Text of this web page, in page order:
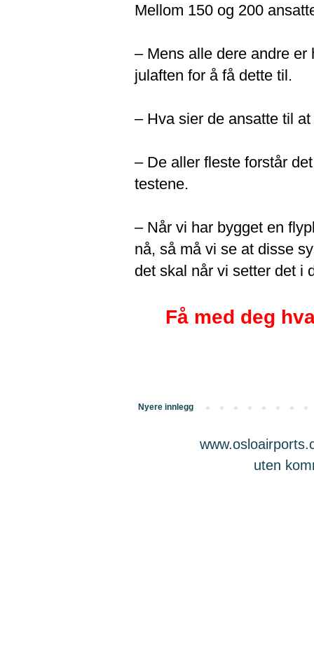
Mellom 150 og 200
– Mens alle dere andre
julaften for å få dette til.
– Hva sier de ansatte til
– De aller fleste forstår
testene.
– Når vi har bygget en
nå, så må vi se at disse
det skal når vi setter det i
Få med deg
Nyere innlegg
uten